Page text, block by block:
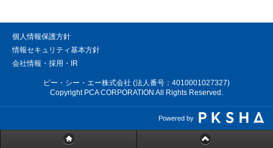
個人情報保護方針
情報セキュリティ基本方針
会社情報・採用・IR
ピー・シー・エー株式会社 (法人番号：4010001027327)
Copyright PCA CORPORATION All Rights Reserved.
Powered by